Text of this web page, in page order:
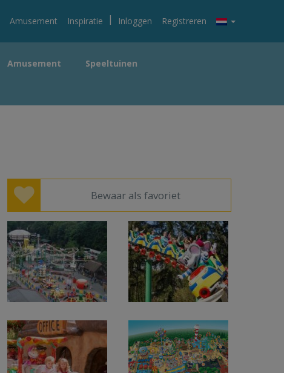
Amusement Inspiratie | Inloggen Registreren
Amusement
Speeltuinen
Bewaar als favoriet